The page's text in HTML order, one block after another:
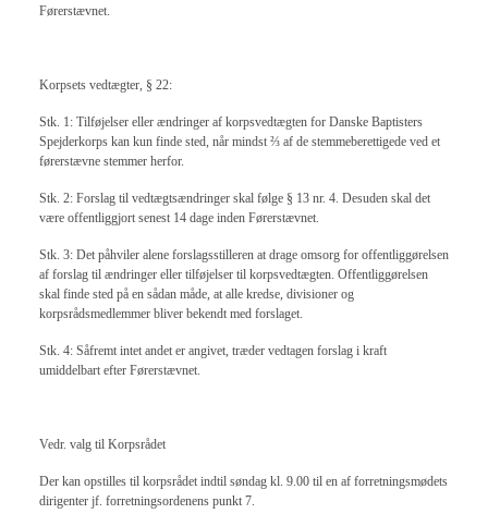
Førerstævnet.
Korpsets vedtægter, § 22:
Stk. 1: Tilføjelser eller ændringer af korpsvedtægten for Danske Baptisters
Spejderkorps kan kun finde sted, når mindst ⅔ af de stemmeberettigede ved et
førerstævne stemmer herfor.
Stk. 2: Forslag til vedtægtsændringer skal følge § 13 nr. 4. Desuden skal det
være offentliggjort senest 14 dage inden Førerstævnet.
Stk. 3: Det påhviler alene forslagsstilleren at drage omsorg for offentliggørelsen
af forslag til ændringer eller tilføjelser til korpsvedtægten. Offentliggørelsen
skal finde sted på en sådan måde, at alle kredse, divisioner og
korpsrådsmedlemmer bliver bekendt med forslaget.
Stk. 4: Såfremt intet andet er angivet, træder vedtagen forslag i kraft
umiddelbart efter Førerstævnet.
Vedr. valg til Korpsrådet
Der kan opstilles til korpsrådet indtil søndag kl. 9.00 til en af forretningsmødets
dirigenter jf. forretningsordenens punkt 7.